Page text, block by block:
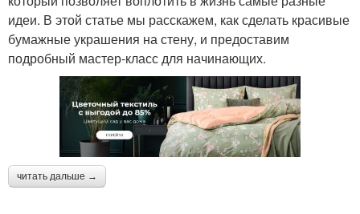
идеи. В этой статье мы расскажем, как сделать красивые
бумажные украшения на стену, и предоставим
подробный мастер-класс для начинающих.
читать дальше →